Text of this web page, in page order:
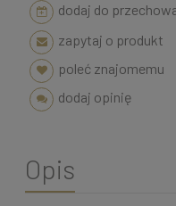
dodaj do
zapytaj o produkt
poleć znajomemu
dodaj opinię
Opis